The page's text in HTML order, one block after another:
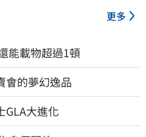
更多
能載物超過1頓
的夢幻逸品
大進化